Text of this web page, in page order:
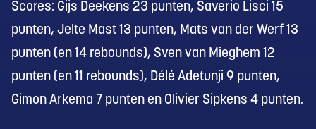
Scores: Gijs Deekens 23 punten, Saverio Lisci 15
punten, Jelte Mast 13 punten, Mats van der Werf 13
punten (en 14 rebounds), Sven van Mieghem 12
punten (en 11 rebounds), Délé Adetunji 9 punten,
Gimon Arkema 7 punten en Olivier Sipkens 4 punten.